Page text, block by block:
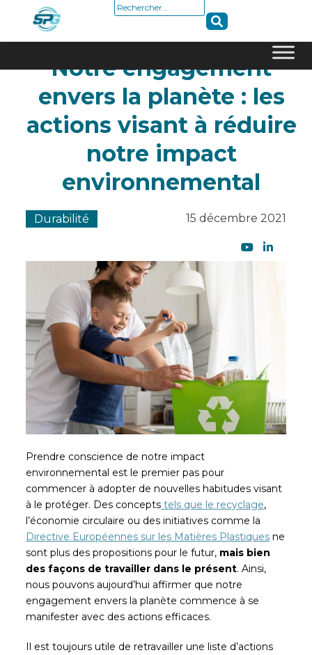
Rechercher :
Notre engagement
envers la planète : les
actions visant à réduire
notre impact
environnemental
Durabilité 15 décembre 2021
Prendre conscience de notre impact
environnemental est le premier pas pour
commencer à adopter de nouvelles habitudes visant
à le protéger. Des concepts tels que le recyclage,
l’économie circulaire ou des initiatives comme la
Directive Européennes sur les Matières Plastiques ne
sont plus des propositions pour le futur, mais bien
des façons de travailler dans le présent. Ainsi,
nous pouvons aujourd’hui affirmer que notre
engagement envers la planète commence à se
manifester avec des actions efficaces.
Il est toujours utile de retravailler une liste d’actions